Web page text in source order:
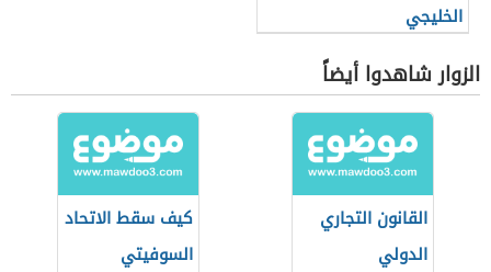
الخليجي
الزوار شاهدوا أيضاً
القانون التجاري
الدولي
كيف سقط الاتحاد
السوفيتي